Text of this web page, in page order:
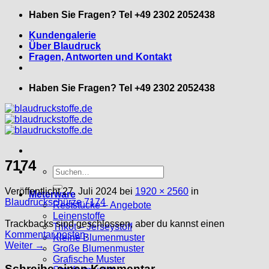
Zum
springen
Haben Sie Fragen? Tel +49 2302 2052438
Kundengalerie
Über Blaudruck
Fragen, Antworten und Kontakt
Haben Sie Fragen? Tel +49 2302 2052438
Suche
nach:
Meterware
Reststücke – Angebote
Leinenstoffe
Trikot – Jerseystoff
Kleine Blumenmuster
Große Blumenmuster
Grafische Muster
7174
Veröffentlicht27. Juli 2024 bei 1920 × 2560 in
Blaudruckschürze 7174
Trackbacks sind geschlossen, aber du kannst einen
Kommentar posten.
Weiter →